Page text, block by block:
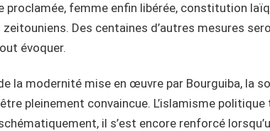
proclamée, femme enfin libérée, constitution
zeitouniens. Des centaines d’autres mesures
évoquer.
la modernité mise en œuvre par Bourguiba, la
pleinement convaincue. L’islamisme
il s’est encore renforcé